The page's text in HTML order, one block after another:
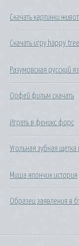
Скачать картинки
Скачать игру happy
Разумовская русский
Орфей фильм скачать
Играть в феникс форс
Угольная зубная
Миша япончик история
Образец заявления в